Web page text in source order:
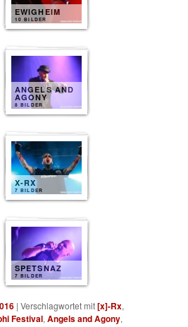
EWIGHEIM
10 BILDER
ANGELS AND
AGONY
8 BILDER
X-RX
7 BILDER
SPETSNAZ
7 BILDER
|Verschlagwortet mit[x]-Rx,
Festival,Angels and Agony,